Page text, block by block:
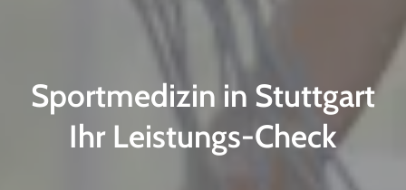
Sportmedizin in Stuttgart
Ihr Leistungs-Check